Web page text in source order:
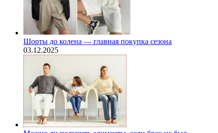
Шорты до колена — главная покупка сезона
03.12.2025